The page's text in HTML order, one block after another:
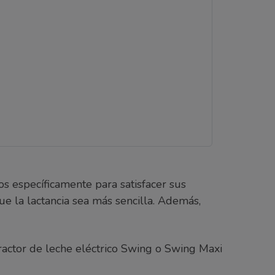
específicamente para satisfacer sus
la lactancia sea más sencilla. Además,
de leche eléctrico Swing o Swing Maxi